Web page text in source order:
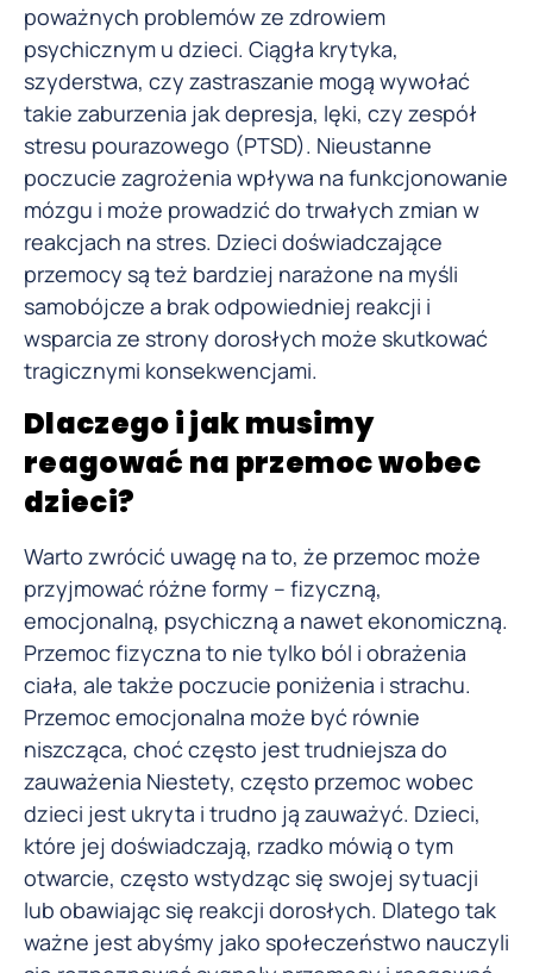
poważnych problemów ze zdrowiem
psychicznym u dzieci. Ciągła krytyka,
szyderstwa, czy zastraszanie mogą wywołać
takie zaburzenia jak depresja, lęki, czy zespół
stresu pourazowego (PTSD). Nieustanne
poczucie zagrożenia wpływa na funkcjonowanie
mózgu i może prowadzić do trwałych zmian w
reakcjach na stres. Dzieci doświadczające
przemocy są też bardziej narażone na myśli
samobójcze a brak odpowiedniej reakcji i
wsparcia ze strony dorosłych może skutkować
tragicznymi konsekwencjami.
Dlaczego i jak musimy
reagować na przemoc wobec
dzieci?
Warto zwrócić uwagę na to, że przemoc może
przyjmować różne formy – fizyczną,
emocjonalną, psychiczną a nawet ekonomiczną.
Przemoc fizyczna to nie tylko ból i obrażenia
ciała, ale także poczucie poniżenia i strachu.
Przemoc emocjonalna może być równie
niszcząca, choć często jest trudniejsza do
zauważenia Niestety, często przemoc wobec
dzieci jest ukryta i trudno ją zauważyć. Dzieci,
które jej doświadczają, rzadko mówią o tym
otwarcie, często wstydząc się swojej sytuacji
lub obawiając się reakcji dorosłych. Dlatego tak
ważne jest abyśmy jako społeczeństwo nauczyli